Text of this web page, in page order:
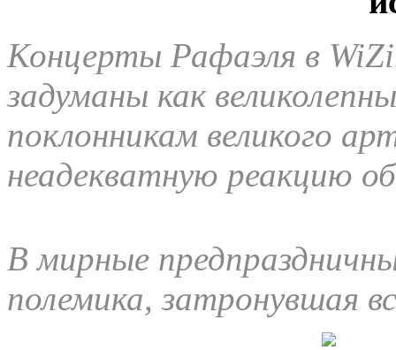
Концерты Рафаэля в
задуманы как
поклонникам великого
неадекватную реакцию
В мирные
полемика, затронувшая